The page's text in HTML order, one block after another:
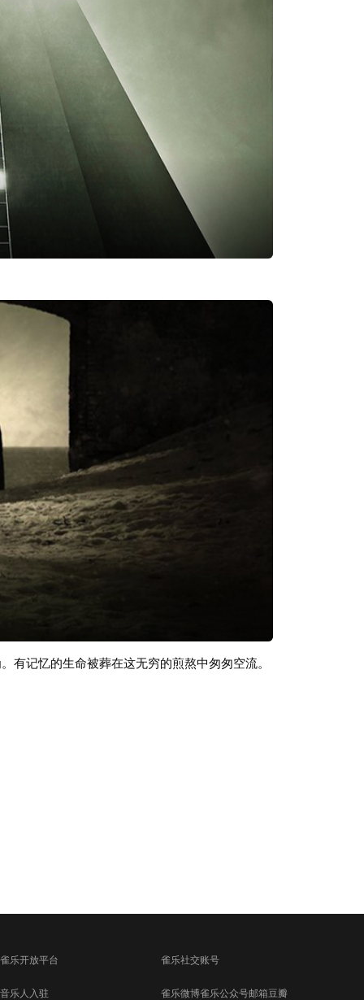
有记忆的生命被葬在这无穷的煎熬中匆匆空流。
雀乐开放平台
音乐人入驻
雀乐社交账号
雀乐微博雀乐公众号邮箱豆瓣